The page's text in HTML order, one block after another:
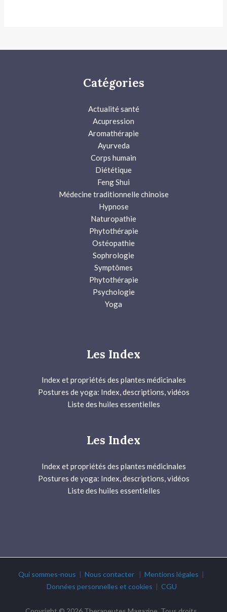
Catégories
Actualité santé
Acupression
Aromathérapie
Ayurveda
Corps humain
Diététique
Feng Shui
Médecine traditionnelle chinoise
Hypnose
Naturopathie
Phytothérapie
Ostéopathie
Sophrologie
Symptômes
Phytothérapie
Psychologie
Yoga
Les Index
Index et propriétés des plantes médicinales
Postures de yoga: Index, descriptions, vidéos
Liste des huiles essentielles
Les Index
Index et propriétés des plantes médicinales
Postures de yoga: Index, descriptions, vidéos
Liste des huiles essentielles
Qui sommes-nous | Nous contacter| Mentions légales |
Données personnelles et cookies | CGU